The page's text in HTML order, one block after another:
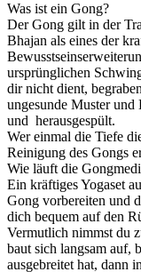
Was ist ein Gong?
Der Gong gilt in der
Bhajan als eines der
ursprünglichen
dir nicht dient,
ungesunde Muster
und herausgespült.
Wer einmal die Tiefe
Reinigung des Gongs
Wie läuft die
Ein kräftiges Yogaset
Gong vorbereiten und
dich bequem auf den
Vermutlich nimmst du
baut sich langsam auf,
ausgebreitet hat, dann